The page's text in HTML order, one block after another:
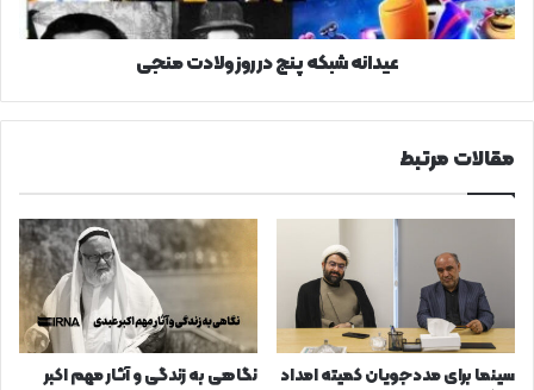
عیدانه شبکه پنج در روز ولادت منجی
مقالات مرتبط
سینما برای مددجویان کمیته امداد
نگاهی به زندگی و آثار مهم اکبر